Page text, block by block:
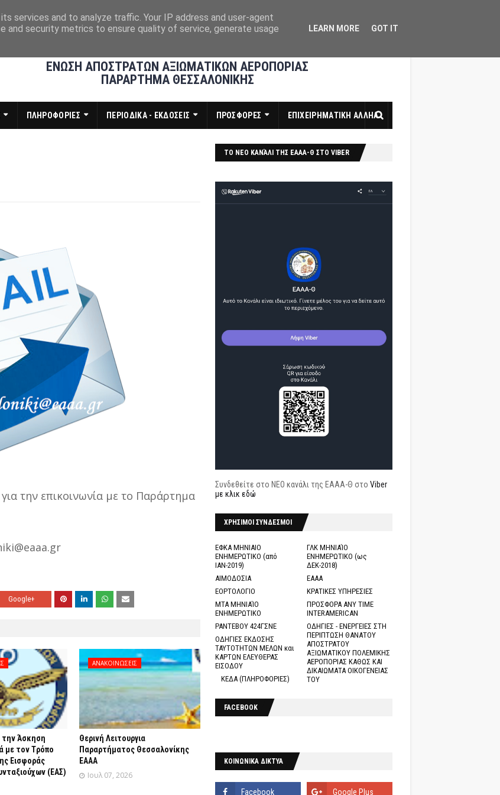
ΕΝΩΣΗ ΑΠΟΣΤΡΑΤΩΝ ΑΞΙΩΜΑΤΙΚΩΝ ΑΕΡΟΠΟΡΙΑΣ
ΠΑΡΑΡΤΗΜΑ ΘΕΣΣΑΛΟΝΙΚΗΣ
ΠΛΗΡΟΦΟΡΙΕΣ ΠΕΡΙΟΔΙΚΑ - ΕΚΔΟΣΕΙΣ ΠΡΟΣΦΟΡΕΣ ΕΠΙΧΕΙΡΗΜΑΤΙΚΗ ΑΛΛΗΛ
την επικοινωνία με το Παράρτημα
Google+
την Άσκηση
με τον Tρόπο
Εισφοράς
(ΕΑΣ)
ΑΝΑΚΟΙΝΩΣΕΙΣ
Θερινή Λειτουργια
Παραρτήματος Θεσσαλονίκης
ΕΑΑΑ
Ιουλ 07, 2026
ΤΟ ΝΕΟ ΚΑΝΆΛΙ ΤΗΣ ΕΑΑΑ-Θ ΣΤΟ VIBER
Συνδεθείτε στο ΝΕΟ κανάλι της ΕΑΑΑ-Θ στο Viber
με κλικ εδώ
ΧΡΗΣΙΜΟΙ ΣΥΝΔΕΣΜΟΙ
ΕΦΚΑ ΜΗΝΙΑΙΟ
ΕΝΗΜΕΡΩΤΙΚΟ (από
ΙΑΝ-2019)
ΓΛΚ ΜΗΝΙΑΊΟ
ΕΝΗΜΕΡΩΤΙΚΟ (ως
ΔΕΚ-2018)
ΑΙΜΟΔΟΣΙΑ
ΕΑΑΑ
ΕΟΡΤΟΛΟΓΙΟ
ΚΡΑΤΙΚΕΣ ΥΠΗΡΕΣΙΕΣ
ΜΤΑ ΜΗΝΙΑΊΟ
ΕΝΗΜΕΡΩΤΙΚΟ
ΠΡΟΣΦΟΡΑ ANY TIME
INTERAMERICAN
ΡΑΝΤΕΒΟΥ 424ΓΣΝΕ
ΟΔΗΓΙΕΣ - ΕΝΕΡΓΕΙΕΣ ΣΤΗ
ΠΕΡΙΠΤΩΣΗ ΘΑΝΑΤΟΥ
ΑΠΟΣΤΡΑΤΟΥ
ΑΞΙΩΜΑΤΙΚΟΥ ΠΟΛΕΜΙΚΗΣ
ΑΕΡΟΠΟΡΙΑΣ ΚΑΘΩΣ ΚΑΙ
ΔΙΚΑΙΩΜΑΤΑ ΟΙΚΟΓΕΝΕΙΑΣ
ΤΟΥ
ΟΔΗΓΙΕΣ ΕΚΔΟΣΗΣ
ΤΑΥΤΟΤΗΤΩΝ ΜΕΛΩΝ και
ΚΑΡΤΩΝ ΕΛΕΥΘΕΡΑΣ
ΕΙΣΟΔΟΥ
ΚΕΔΑ (ΠΛΗΡΟΦΟΡΙΕΣ)
FACEBOOK
ΚΟΙΝΩΝΙΚΑ ΔΙΚΤΥΑ
services and to analyze traffic. Your IP address and user-agent
and security metrics to ensure quality of service, generate usage
LEARN MORE GOT IT